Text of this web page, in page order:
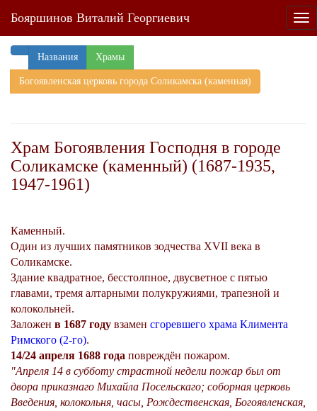
Бояршинов Виталий Георгиевич
Названия Храмы
Богоявленская церковь города Соликамска (каменная)
Храм Богоявления Господня в городе
Соликамске (каменный) (1687-1935,
1947-1961)
Каменный.
Один из лучших памятников зодчества XVII века в
Соликамске.
Здание квадратное, бесстолпное, двусветное с пятью
главами, тремя алтарными полукружиями, трапезной и
колокольней.
Заложен в 1687 году взамен сгоревшего храма Климента
Римского (2-го).
14/24 апреля 1688 года повреждён пожаром.
"Апреля 14 в субботу страстной недели пожар был от
двора приказнаго Михайла Посельскаго; соборная церковь
Введения, колокольня, часы, Рождественская, Богоявленская,